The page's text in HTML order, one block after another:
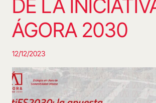
DE LA
ÁGORA 2030
12/12/2023